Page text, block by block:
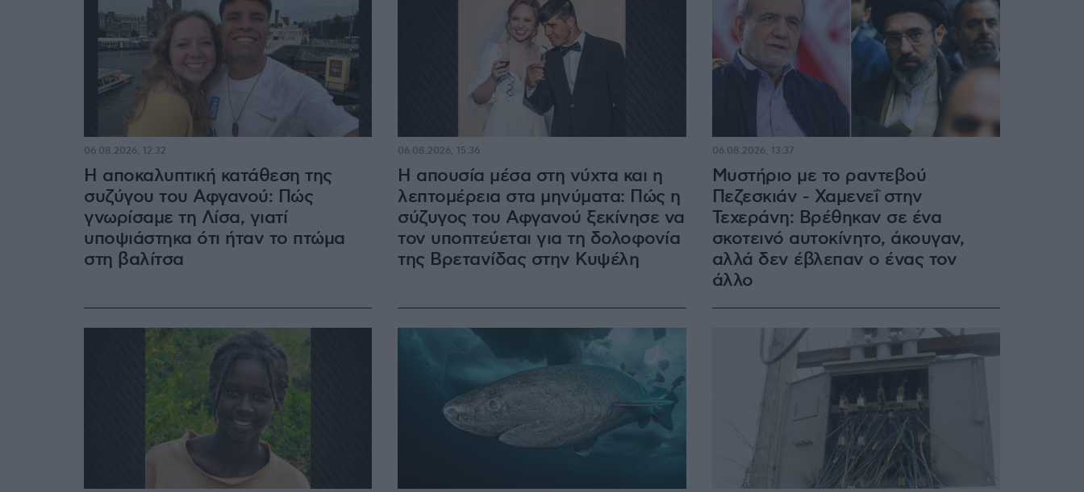
Η αποκαλυπτική κατάθεση της
συζύγου του Αφγανού: Πώς
γνωρίσαμε τη Λίσα, γιατί
υποψιάστηκα ότι ήταν το πτώμα
στη βαλίτσα
06.08.2026, 12:32
Η απουσία μέσα στη νύχτα και η
λεπτομέρεια στα μηνύματα: Πώς η
σύζυγος του Αφγανού ξεκίνησε να
τον υποπτεύεται για τη δολοφονία
της Βρετανίδας στην Κυψέλη
06.08.2026, 15:36
Μυστήριο με το ραντεβού
Πεζεσκιάν - Χαμενεΐ στην
Τεχεράνη: Βρέθηκαν σε ένα
σκοτεινό αυτοκίνητο, άκουγαν,
αλλά δεν έβλεπαν ο ένας τον
άλλο
06.08.2026, 13:37